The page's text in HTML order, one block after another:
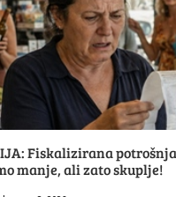
Fiskalizirana
manje, ali zato skuplje!